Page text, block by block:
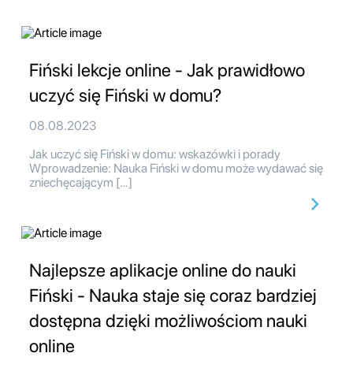
Fiński lekcje online - Jak prawidłowo
uczyć się Fiński w domu?
08.08.2023
Jak uczyć się Fiński w domu: wskazówki i porady
Wprowadzenie: Nauka Fiński w domu może wydawać się
zniechęcającym […]
Najlepsze aplikacje online do nauki
Fiński - Nauka staje się coraz bardziej
dostępna dzięki możliwościom nauki
online